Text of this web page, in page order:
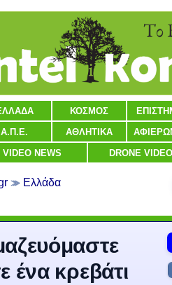
ΚΟΣΜΟΣ
Α.Π.Ε. ΑΘΛΗΤΙΚΑ
VIDEO NEWS DRONE
Ελλάδα
ένα κρεβάτι